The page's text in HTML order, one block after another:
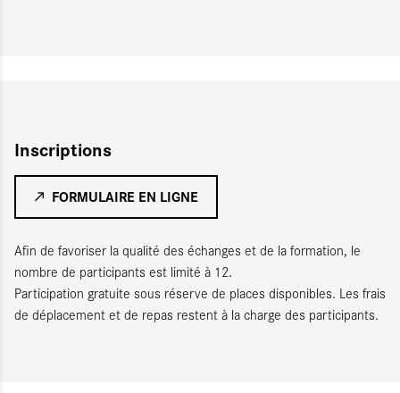
Inscriptions
FORMULAIRE EN LIGNE
Afin de favoriser la qualité des échanges et de la formation, le
nombre de participants est limité à 12.
Participation gratuite sous réserve de places disponibles. Les frais
de déplacement et de repas restent à la charge des participants.